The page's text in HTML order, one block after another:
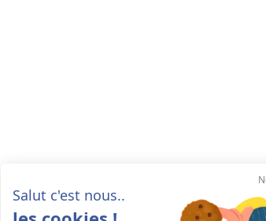
Salut c'est nous..